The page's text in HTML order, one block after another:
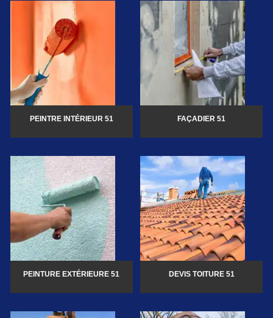
PEINTRE INTÉRIEUR 51 FAÇADIER 51
PEINTURE EXTÉRIEURE 51 DEVIS TOITURE 51